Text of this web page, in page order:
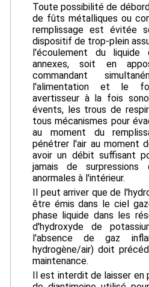
Toute possibilité de
de fûts métalliques ou
remplissage est évitée
dispositif de trop-plein
l'écoulement du liquide
annexes, soit en
commandant
l'alimentation et le
avertisseur à la fois
évents, les trous de
tous mécanismes pour
au moment du
pénétrer l'air au moment
avoir un débit suffisant
jamais de surpressions
anormales à l'intérieur.
Il peut arriver que de
être émis dans le ciel
phase liquide dans les
d'hydroxyde de
l'absence de gaz
hydrogène/air) doit
maintenance.
Il est interdit de laisser en